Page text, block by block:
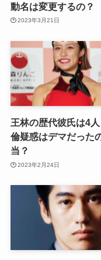
動名は変更するの？
2023年3月21日
王林の歴代彼氏は4
倫疑惑はデマだった
当？
2023年2月24日